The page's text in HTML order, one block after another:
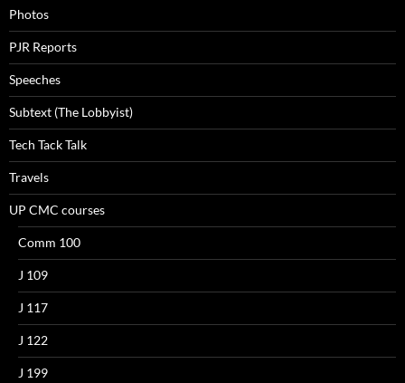
Photos
PJR Reports
Speeches
Subtext (The Lobbyist)
Tech Tack Talk
Travels
UP CMC courses
Comm 100
J 109
J 117
J 122
J 199